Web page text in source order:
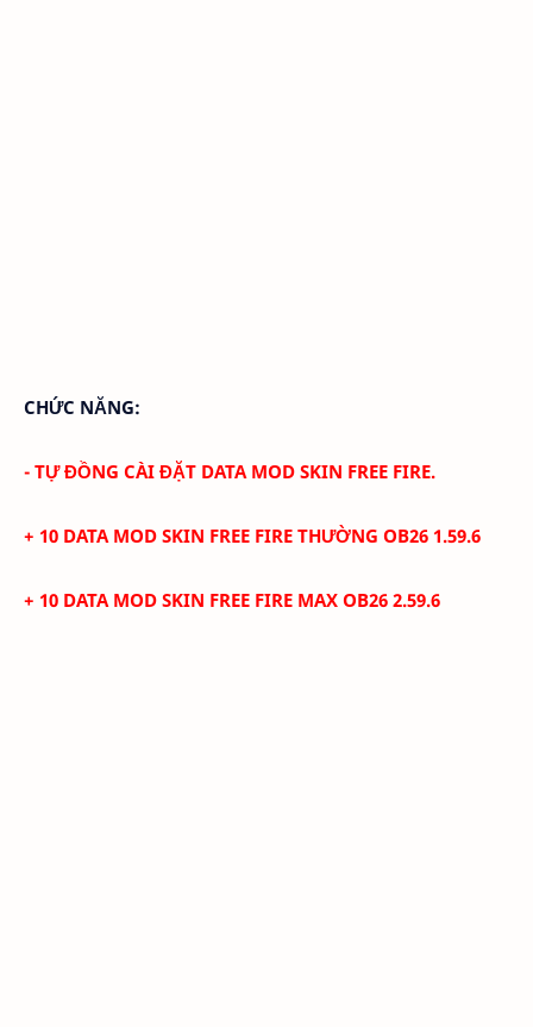
CHỨC NĂNG:
- TỰ ĐỒNG CÀI ĐẶT DATA MOD SKIN FREE FIRE.
+ 10 DATA MOD SKIN FREE FIRE THƯỜNG OB26 1.59.6
+ 10 DATA MOD SKIN FREE FIRE MAX OB26 2.59.6